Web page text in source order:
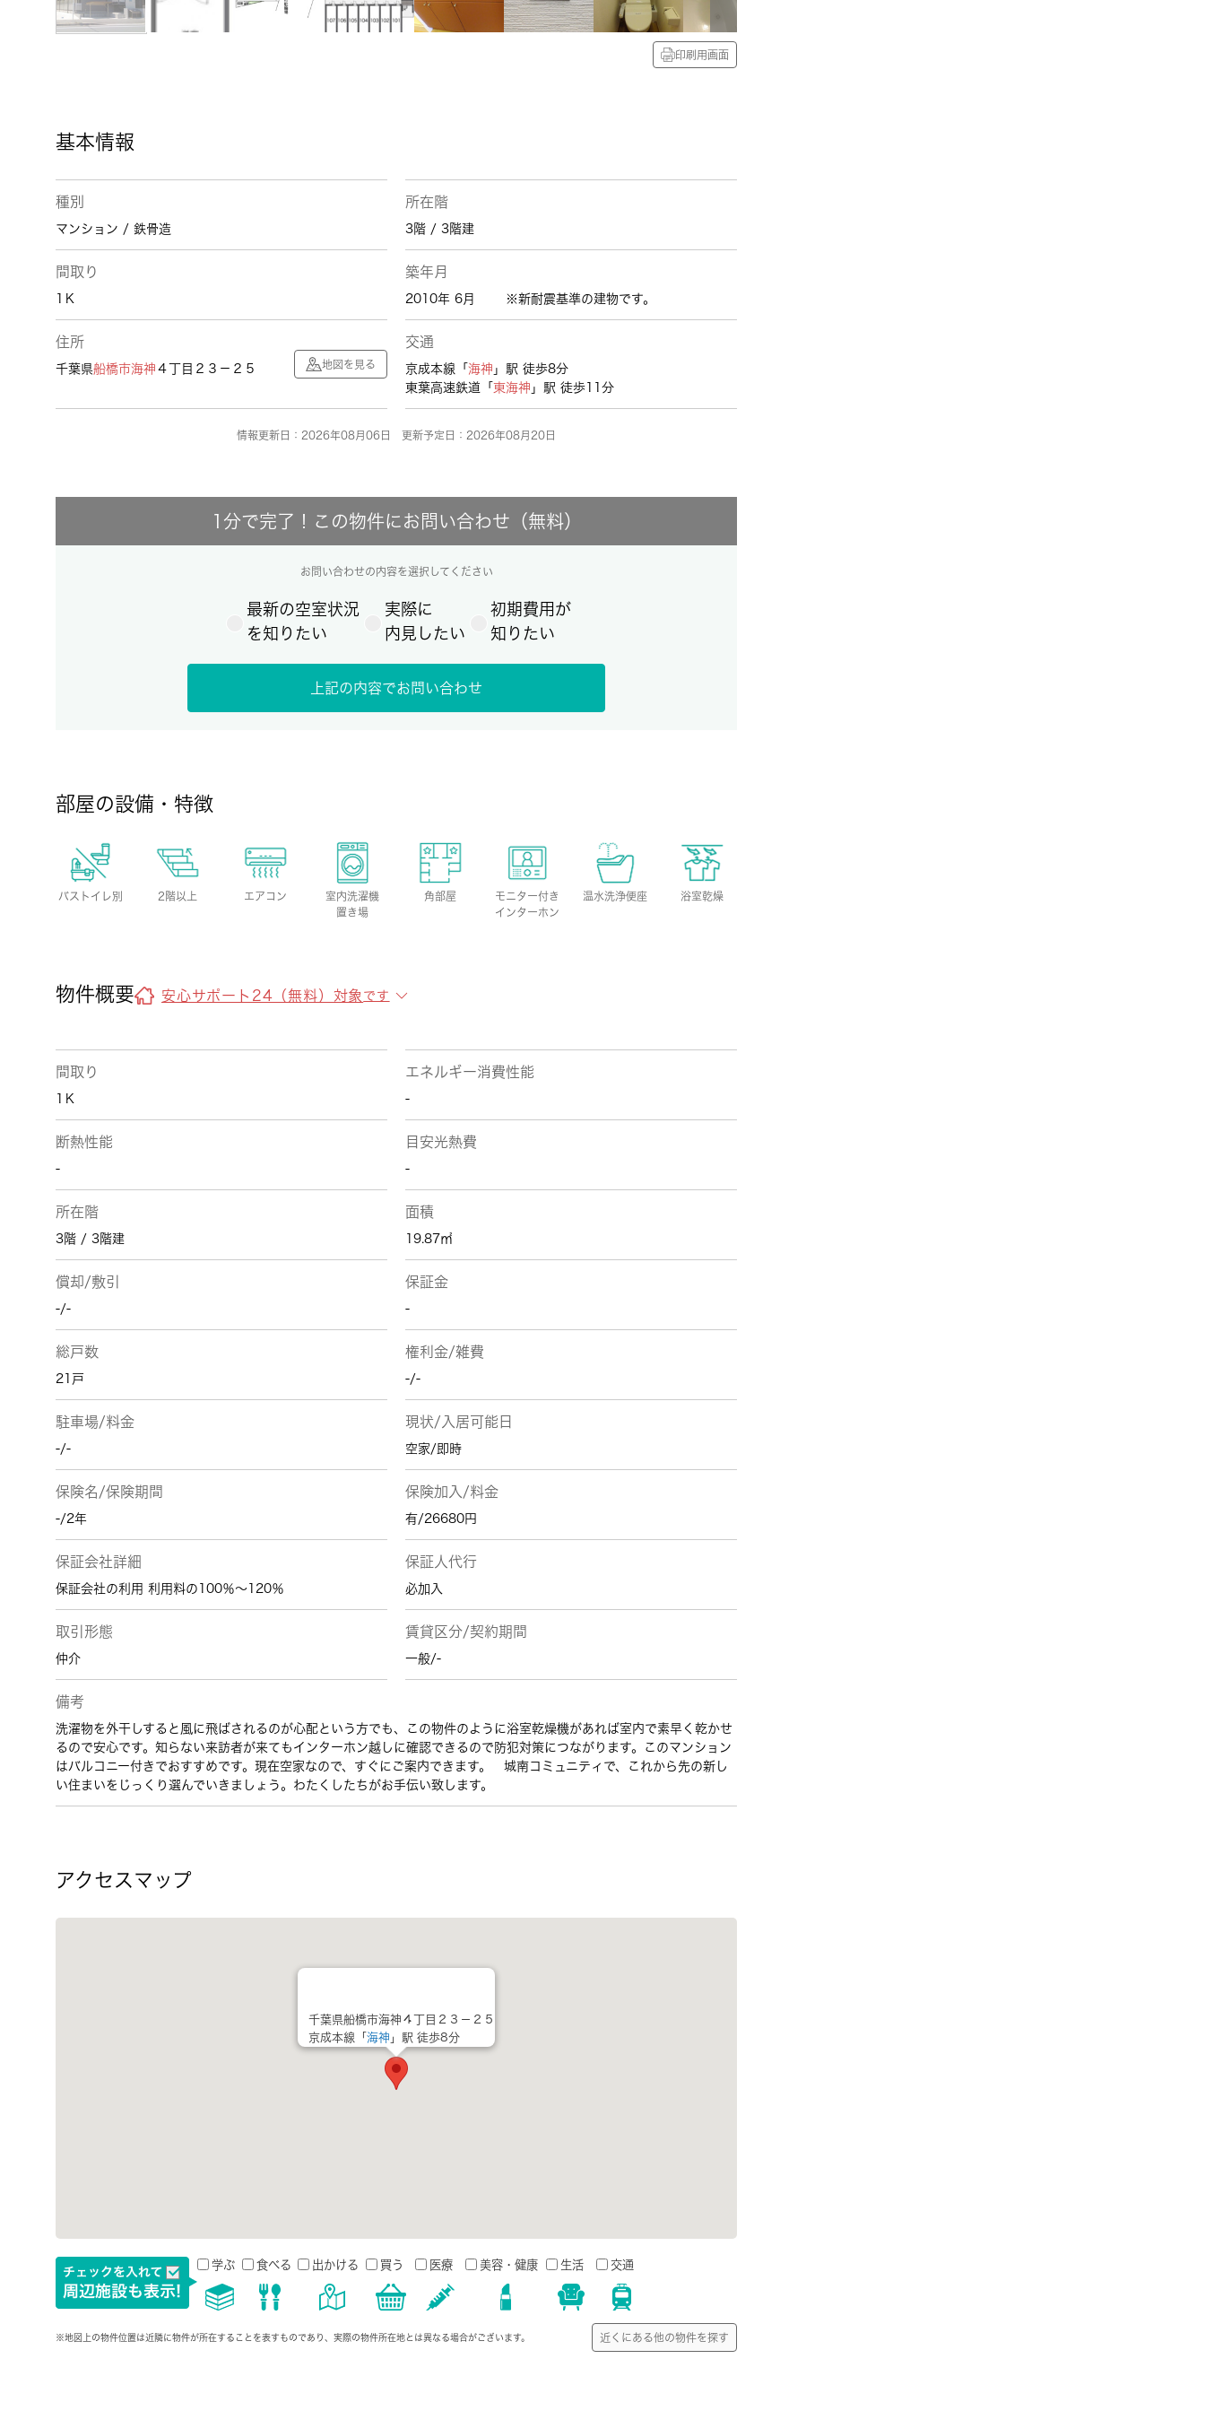
印刷用画面
基本情報
種別
マンション / 鉄骨造
所在階
3階 / 3階建
間取り
1Ｋ
築年月
2010年 6月 ※新耐震基準の建物です。
住所
千葉県船橋市海神 ４丁目２３－２５ 地図を見る
交通
京成本線「 海神 」駅 徒歩8分
東葉高速鉄道「 東海神 」駅 徒歩11分
情報更新日：2026年08月06日 更新予定日：2026年08月20日
1分で完了！この物件にお問い合わせ（無料）
お問い合わせの内容を選択してください
最新の空室状況
を知りたい
実際に
内見したい
初期費用が
知りたい
上記の内容でお問い合わせ
部屋の設備・特徴
バストイレ別 2階以上 エアコン
室内洗濯機
置き場
角部屋
モニター付き
インターホン
温水洗浄便座 浴室乾燥
物件概要 安心サポート24（無料）対象 です
間取り
1Ｋ
エネルギー消費性能
-
断熱性能
-
目安光熱費
-
所在階
3階 / 3階建
面積
19.87㎡
償却/敷引
-/-
保証金
-
総戸数
21戸
権利金/雑費
-/-
駐車場/料金
-/-
現状/入居可能日
空家/即時
保険名/保険期間
-/2年
保険加入/料金
有/26680円
保証会社詳細
保証会社の利用 利用料の100％～120％
保証人代行
必加入
取引形態
仲介
賃貸区分/契約期間
一般/-
備考
洗濯物を外干しすると風に飛ばされるのが心配という方でも、この物件のように浴室乾燥機があれば室内で素早く乾かせ
るので安心です。知らない来訪者が来てもインターホン越しに確認できるので防犯対策につながります。このマンション
はバルコニー付きでおすすめです。現在空家なので、すぐにご案内できます。 城南コミュニティで、これから先の新し
い住まいをじっくり選んでいきましょう。わたくしたちがお手伝い致します。
アクセスマップ
千葉県船橋市海神４丁目２３－２５
京成本線「 海神 」駅 徒歩8分
学ぶ 食べる 出かける 買う 医療 美容・健康 生活 交通
※地図上の物件位置は近隣に物件が所在することを表すものであり、実際の物件所在地とは異なる場合がございます。 近くにある他の物件を探す